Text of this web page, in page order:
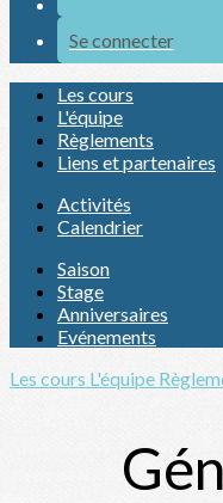
Se connecter
Les cours
L'équipe
Règlements
Liens et partenaires
Activités
Calendrier
Saison
Stage
Anniversaires
Evénements
Les cours L'équipe